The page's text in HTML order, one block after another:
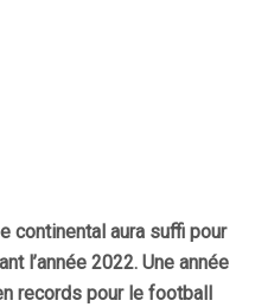
continental aura suffi pour
l’année 2022. Une année
records pour le football